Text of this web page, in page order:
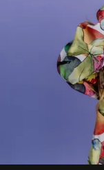
and breathed —
wilderness